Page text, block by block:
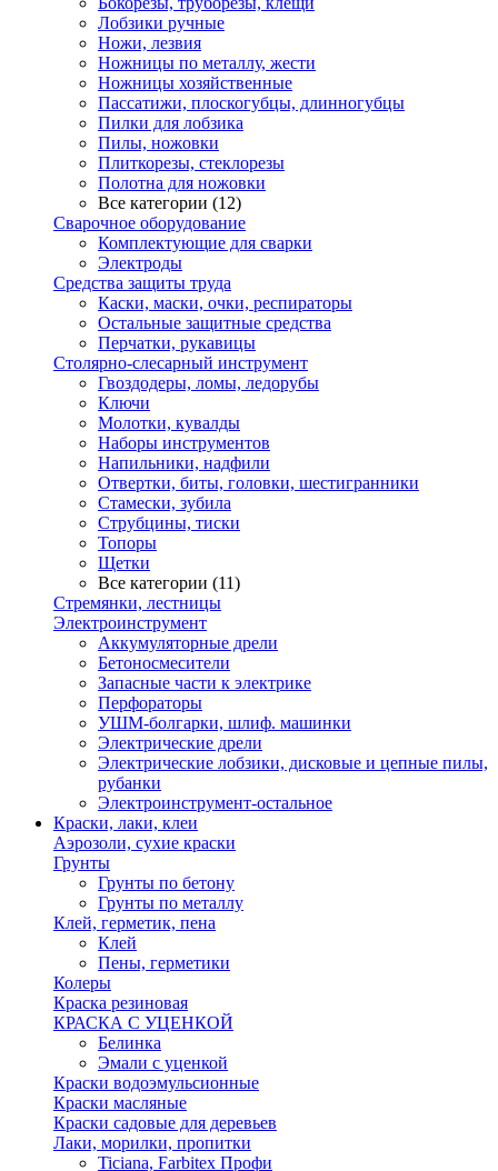
Лобзики ручные
Ножи, лезвия
Ножницы по металлу, жести
Ножницы хозяйственные
Пассатижи, плоскогубцы, длинногубцы
Пилки для лобзика
Пилы, ножовки
Плиткорезы, стеклорезы
Полотна для ножовки
Все категории (12)
Сварочное оборудование
Комплектующие для сварки
Электроды
Средства защиты труда
Каски, маски, очки, респираторы
Остальные защитные средства
Перчатки, рукавицы
Столярно-слесарный инструмент
Гвоздодеры, ломы, ледорубы
Ключи
Молотки, кувалды
Наборы инструментов
Напильники, надфили
Отвертки, биты, головки, шестигранники
Стамески, зубила
Струбцины, тиски
Топоры
Щетки
Все категории (11)
Стремянки, лестницы
Электроинструмент
Аккумуляторные дрели
Бетоносмесители
Запасные части к электрике
Перфораторы
УШМ-болгарки, шлиф. машинки
Электрические дрели
Электрические лобзики, дисковые и цепные пилы,
рубанки
Электроинструмент-остальное
Краски, лаки, клеи
Аэрозоли, сухие краски
Грунты
Грунты по бетону
Грунты по металлу
Клей, герметик, пена
Клей
Пены, герметики
Колеры
Краска резиновая
КРАСКА С УЦЕНКОЙ
Белинка
Эмали с уценкой
Краски водоэмульсионные
Краски масляные
Краски садовые для деревьев
Лаки, морилки, пропитки
Ticiana, Farbitex Профи